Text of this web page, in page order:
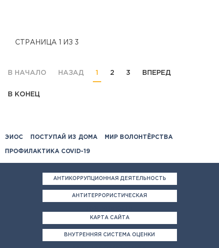
СТРАНИЦА 1 ИЗ 3
В НАЧАЛО НАЗАД 1 2 3 ВПЕРЕД
В КОНЕЦ
ЭИОС ПОСТУПАЙ ИЗ ДОМА МИР ВОЛОНТЁРСТВА
ПРОФИЛАКТИКА COVID-19
АНТИКОРРУПЦИОННАЯ ДЕЯТЕЛЬНОСТЬ
АНТИТЕРРОРИСТИЧЕСКАЯ
КАРТА САЙТА
ВНУТРЕННЯЯ СИСТЕМА ОЦЕНКИ